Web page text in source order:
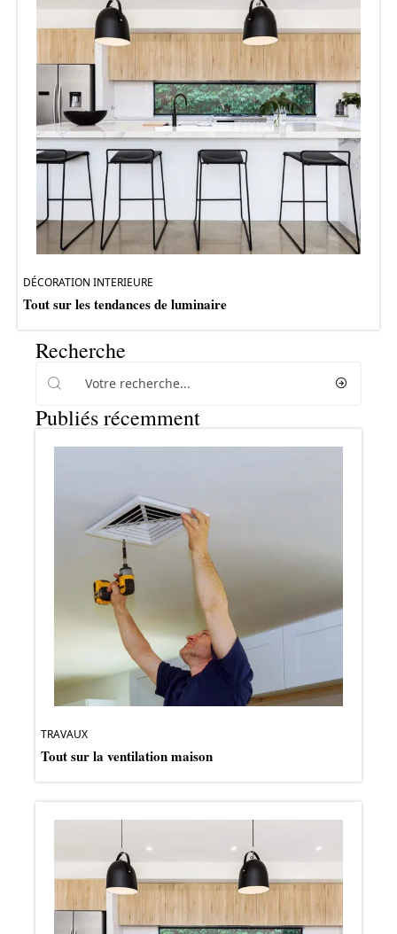
DÉCORATION INTERIEURE
Tout sur les tendances de luminaire
Recherche
Publiés récemment
TRAVAUX
Tout sur la ventilation maison